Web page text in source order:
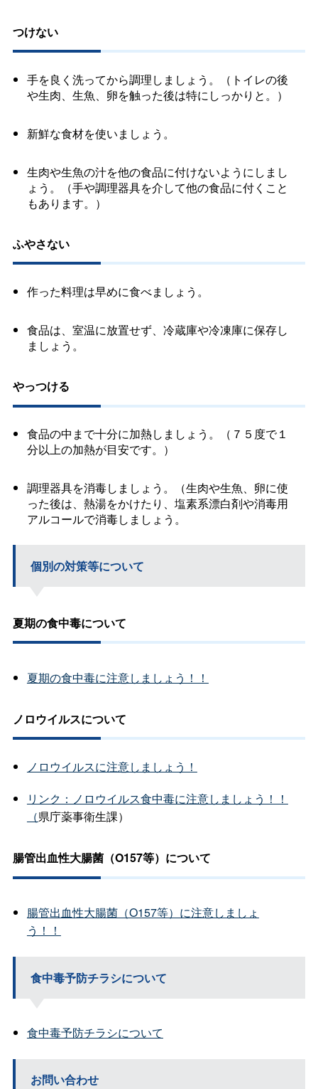
つけない
手を良く洗ってから調理しましょう。（トイレの後
や生肉、生魚、卵を触った後は特にしっかりと。）
新鮮な食材を使いましょう。
生肉や生魚の汁を他の食品に付けないようにしまし
ょう。（手や調理器具を介して他の食品に付くこと
もあります。）
ふやさない
作った料理は早めに食べましょう。
食品は、室温に放置せず、冷蔵庫や冷凍庫に保存し
ましょう。
やっつける
食品の中まで十分に加熱しましょう。（７５度で１
分以上の加熱が目安です。）
調理器具を消毒しましょう。（生肉や生魚、卵に使
った後は、熱湯をかけたり、塩素系漂白剤や消毒用
アルコールで消毒しましょう。
個別の対策等について
夏期の食中毒について
夏期の食中毒に注意しましょう！！
ノロウイルスについて
ノロウイルスに注意しましょう！
リンク：ノロウイルス食中毒に注意しましょう！！
（県庁薬事衛生課）
腸管出血性大腸菌（O157等）について
腸管出血性大腸菌（O157等）に注意しましょ
う！！
食中毒予防チラシについて
食中毒予防チラシについて
お問い合わせ